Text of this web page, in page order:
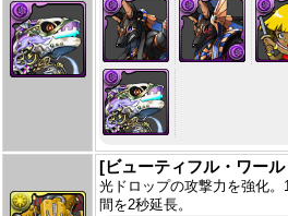
[ビューティフル・ワー
光ドロップの攻撃力を強化
間を2秒延長。